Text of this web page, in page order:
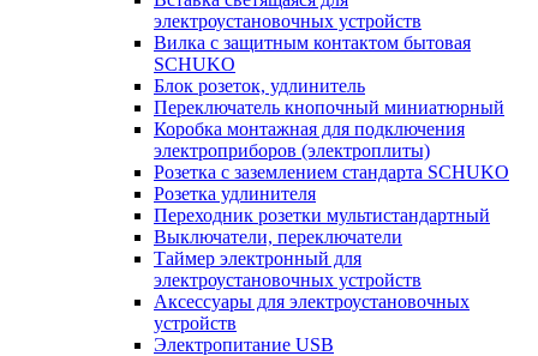
электроустановочных устройств
Вилка с защитным контактом бытовая
SCHUKO
Блок розеток, удлинитель
Переключатель кнопочный миниатюрный
Коробка монтажная для подключения
электроприборов (электроплиты)
Розетка с заземлением стандарта SCHUKO
Розетка удлинителя
Переходник розетки мультистандартный
Выключатели, переключатели
Таймер электронный для
электроустановочных устройств
Аксессуары для электроустановочных
устройств
Электропитание USB